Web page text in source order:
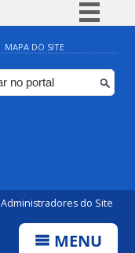
Simplifique!
Comunica BR
Participe
MAPA DO SITE
Administradores do Site
MENU